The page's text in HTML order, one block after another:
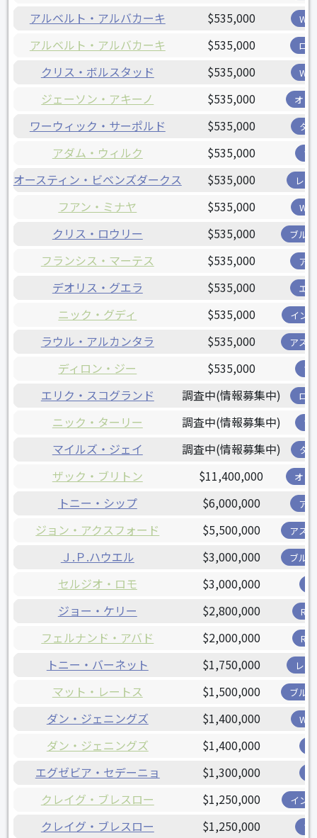
アルベルト・アルバカーキ $535,000 W
アルベルト・アルバカーキ $535,000 ロ
クリス・ボルスタッド $535,000 W
ジェーソン・アキーノ $535,000 オリ
ワーウィック・サーポルド $535,000 タ
アダム・ウィルク $535,000 ツ
オースティン・ビベンズダークス $535,000 レン
フアン・ミナヤ $535,000 W
クリス・ロウリー $535,000 ブル
フランシス・マーテス $535,000 ア
デオリス・グエラ $535,000 エ
ニック・グディ $535,000 イン
ラウル・アルカンタラ $535,000 アス
ディロン・ジー $535,000 ツ
エリク・スコグランド 調査中(情報募集中) ロ
ニック・ターリー 調査中(情報募集中) ツ
マイルズ・ジェイ 調査中(情報募集中) タ
ザック・ブリトン $11,400,000 オリ
トニー・シップ $6,000,000 ア
ジョン・アクスフォード $5,500,000 アス
Ｊ.Ｐ.ハウエル $3,000,000 ブル
セルジオ・ロモ $3,000,000
ジョー・ケリー $2,800,000 R
フェルナンド・アバド $2,000,000 R
トニー・バーネット $1,750,000 レン
マット・レートス $1,500,000 ブル
ダン・ジェニングズ $1,400,000 W
ダン・ジェニングズ $1,400,000
エグゼビア・セデーニョ $1,300,000
クレイグ・ブレスロー $1,250,000 イン
クレイグ・ブレスロー $1,250,000 ツ